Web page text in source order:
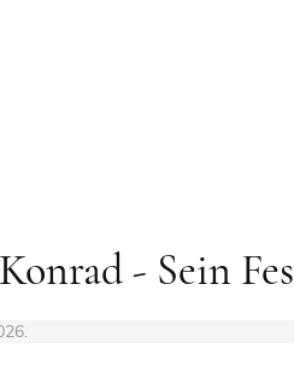
- Sein
.